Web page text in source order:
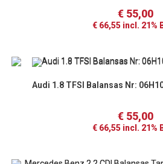
€55,00
€ 66,55 incl. 21%
Audi 1.8 TFSI Balansas Nr:
€55,00
€ 66,55 incl. 21%